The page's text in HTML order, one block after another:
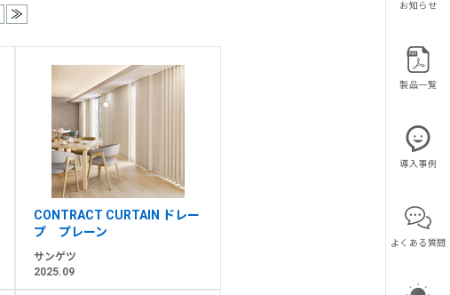
≫
CONTRACT CURTAIN ドレー
プ プレーン
サンゲツ
2025.09
お知らせ
製品一覧
導入事例
よくある質問